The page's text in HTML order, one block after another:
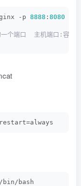
-p 8888 : 8080
个端口  主机端口:容器
bash